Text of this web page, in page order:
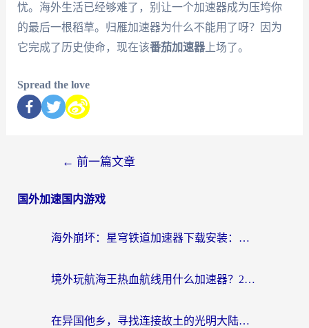
忧。海外生活已经够难了，别让一个加速器成为压垮你
的最后一根稻草。归雁加速器为什么不能用了呀？因为
它完成了历史使命，现在该番茄加速器上场了。
Spread the love
← 前一篇文章
国外加速国内游戏
海外崩坏：星穹铁道加速器下载安装：一份给游子的终极网络指南
境外玩航海王热血航线用什么加速器？2026海外玩家实测最优方案（附欧洲问道堡垒前线加速技巧）
在异国他乡，寻找连接故土的光明大陆免费加速器